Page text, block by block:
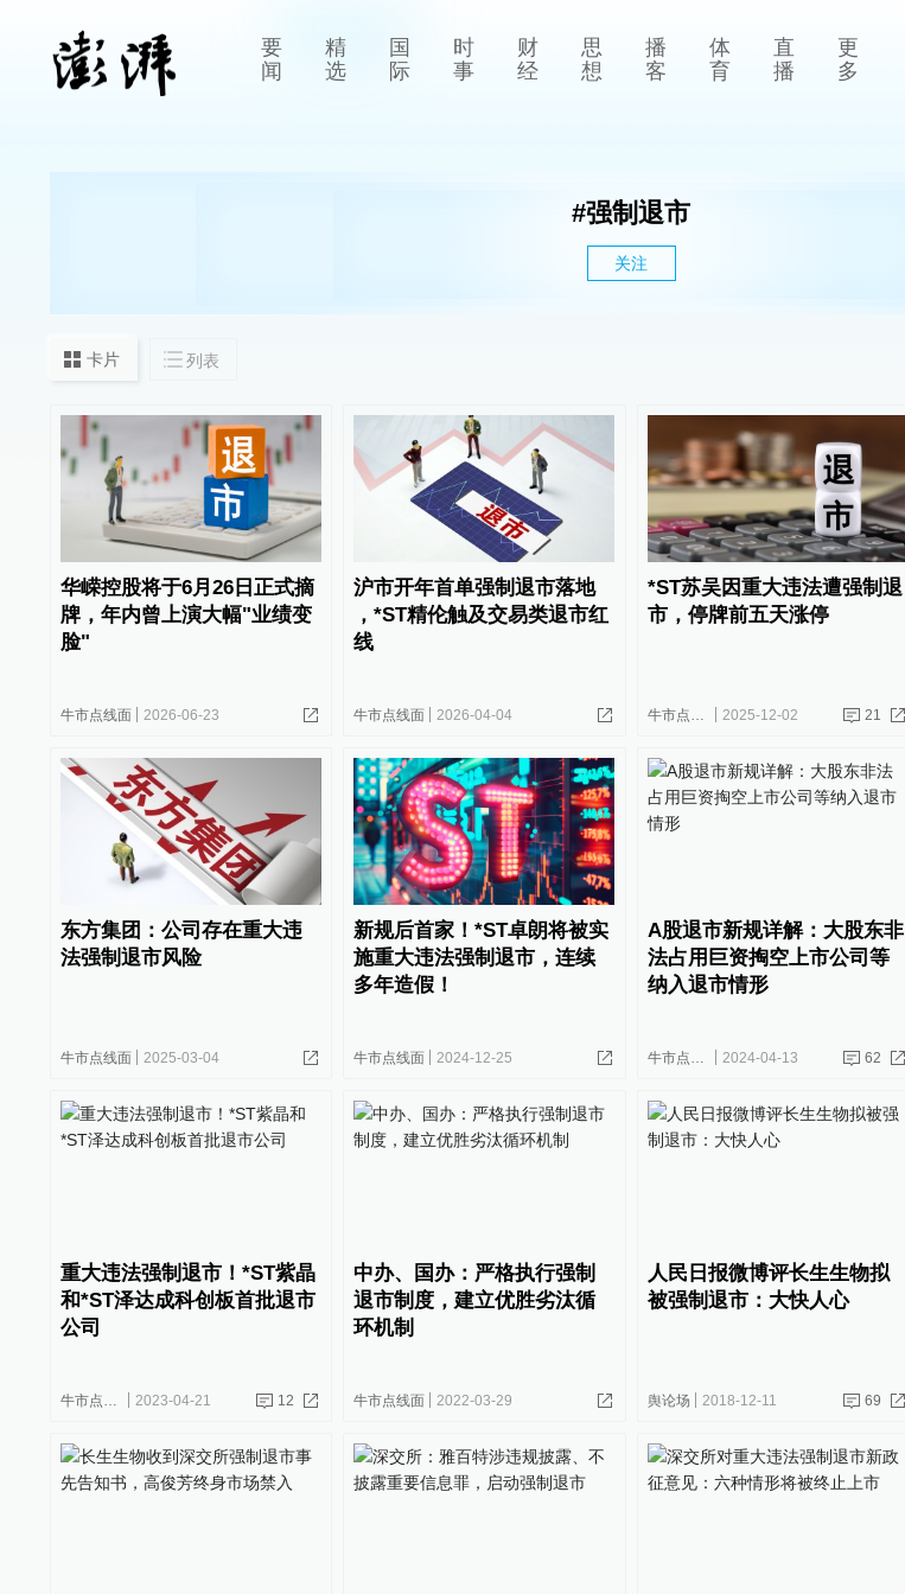
要
闻
精
选
国
际
时
事
财
经
思
想
播
客
体
育
直
播
更
多
#强制退市
关注
卡片 列表
华嵘控股将于6月26日正式摘
牌，年内曾上演大幅"业绩变
脸"
牛市点线面 2026-06-23
沪市开年首单强制退市落地
，*ST精伦触及交易类退市红
线
牛市点线面 2026-04-04
*ST苏吴因重大违法遭强制退
市，停牌前五天涨停
牛市点线面 2025-12-02 21
东方集团：公司存在重大违
法强制退市风险
牛市点线面 2025-03-04
新规后首家！*ST卓朗将被实
施重大违法强制退市，连续
多年造假！
牛市点线面 2024-12-25
A股退市新规详解：大股东非
法占用巨资掏空上市公司等
纳入退市情形
牛市点线面 2024-04-13 62
重大违法强制退市！*ST紫晶
和*ST泽达成科创板首批退市
公司
牛市点线面 2023-04-21 12
中办、国办：严格执行强制
退市制度，建立优胜劣汰循
环机制
牛市点线面 2022-03-29
人民日报微博评长生生物拟
被强制退市：大快人心
舆论场 2018-12-11 69